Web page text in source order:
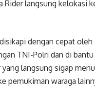
Rider langsung kelokasi
dengan cepat
TNI-Polri dan di
langsung sigap
pemukiman waraga